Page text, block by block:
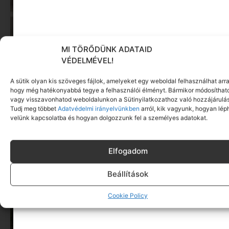
MI TÖRŐDÜNK ADATAID
VÉDELMÉVEL!
A sütik olyan kis szöveges fájlok, amelyeket egy weboldal felhasználhat
hogy még hatékonyabbá tegye a felhasználói élményt. Bármikor
vagy visszavonhatod weboldalunkon a Sütinyilatkozathoz való
Tudj meg többet Adatvédelmi irányelvünkben arról, kik vagyunk, hogyan
velünk kapcsolatba és hogyan dolgozzunk fel a személyes adatokat.
Elfogadom
Beállítások
Cookie Policy
Képernyőidő a nyári szünet után: hogyan lehet
veszekedés nélkül új szabályokat bevezetni?
Tovább olvasom »